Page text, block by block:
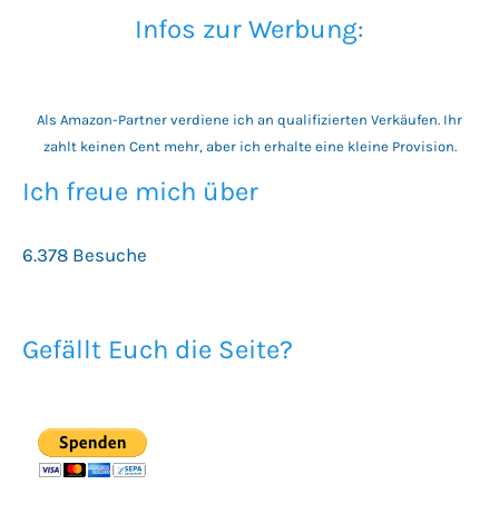
Infos zur Werbung:
Als Amazon-Partner verdiene ich an qualifizierten Verkäufen. Ihr
zahlt keinen Cent mehr, aber ich erhalte eine kleine Provision.
Ich freue mich über
6.378 Besuche
Gefällt Euch die Seite?